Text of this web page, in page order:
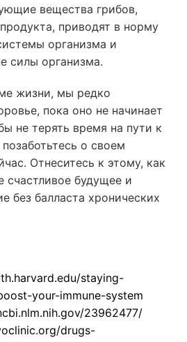
вещества грибов,
приводят в норму
организма и
силы организма.
жизни, мы редко
пока оно не начинает
не терять время на пути к
о своем
Отнеситесь к этому, как
счастливое будущее и
без балласта хронических
staying-
your-immune-system
23962477/
drugs-